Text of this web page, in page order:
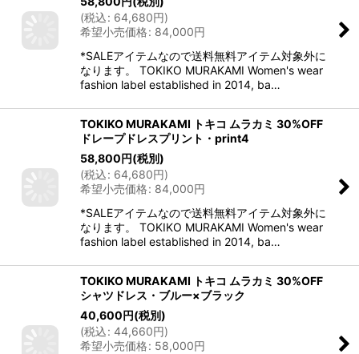
(税込: 64,680円)
希望小売価格: 84,000円
*SALEアイテムなので送料無料アイテム対象外に
なります。 TOKIKO MURAKAMI Women's wear
fashion label established in 2014, ba…
TOKIKO MURAKAMI トキコ ムラカミ 30%OFF
ドレープドレスプリント・print4
58,800円(税別)
(税込: 64,680円)
希望小売価格: 84,000円
*SALEアイテムなので送料無料アイテム対象外に
なります。 TOKIKO MURAKAMI Women's wear
fashion label established in 2014, ba…
TOKIKO MURAKAMI トキコ ムラカミ 30%OFF
シャツドレス・ブルー×ブラック
40,600円(税別)
(税込: 44,660円)
希望小売価格: 58,000円